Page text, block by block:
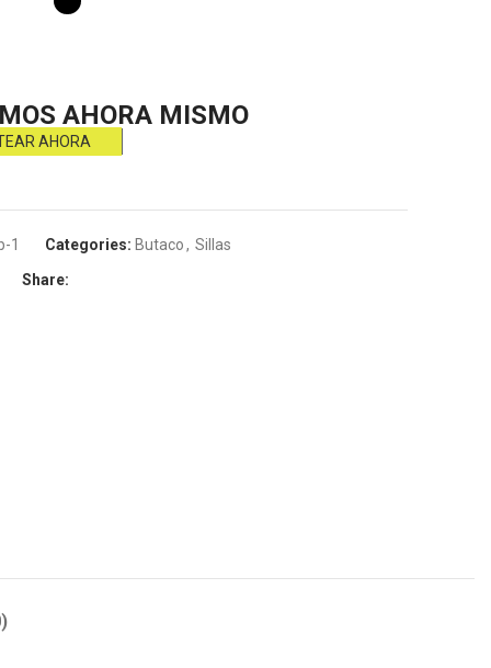
AHORA MISMO
AHORA
1 Categories: Butaco, Sillas
Share: